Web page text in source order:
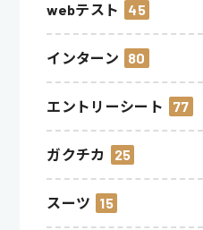
webテスト 45
インターン 80
エントリーシート 77
ガクチカ 25
スーツ 15